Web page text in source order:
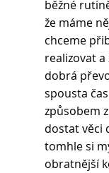
běžné
že máme
chceme
realizovat
dobrá
spousta
způsobem
dostat věci
tomhle si
obratnější